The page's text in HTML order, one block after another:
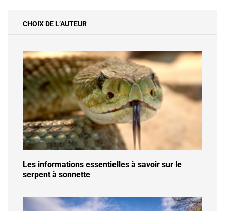
CHOIX DE L’AUTEUR
Les informations essentielles à savoir sur le
serpent à sonnette